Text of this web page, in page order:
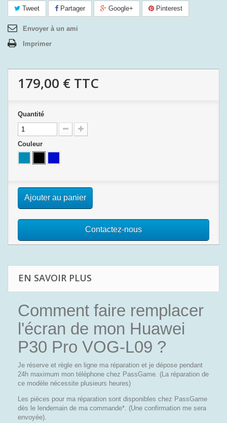
Tweet Partager Google+ Pinterest
Envoyer à un ami
Imprimer
179,00 € TTC
Quantité
Couleur
Ajouter au panier
Contactez-nous
EN SAVOIR PLUS
Comment faire remplacer
l'écran de mon Huawei
P30 Pro VOG-L09 ?
Je réserve et règle en ligne ma réparation et je dépose pendant
24h maximum mon téléphone chez PassGame. (La réparation de
ce modèle nécessite plusieurs heures)
Les pièces pour ma réparation sont disponibles chez PassGame
dès le lendemain de ma commande*. (Une confirmation me sera
envoyée).